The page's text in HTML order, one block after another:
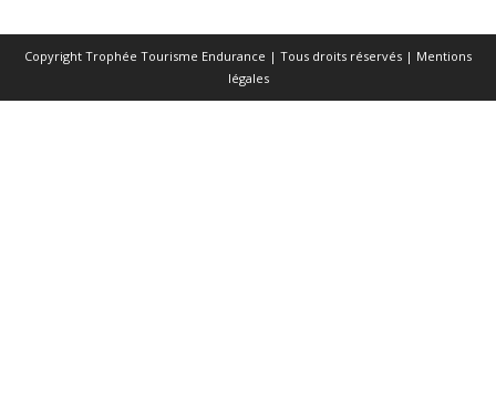
Copyright Trophée Tourisme Endurance | Tous droits réservés | Mentions
légales